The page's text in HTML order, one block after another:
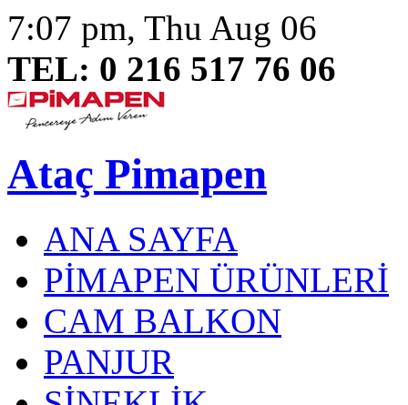
7:07 pm, Thu Aug 06
TEL: 0 216 517 76 06
Ataç Pimapen
ANA SAYFA
PİMAPEN ÜRÜNLERİ
CAM BALKON
PANJUR